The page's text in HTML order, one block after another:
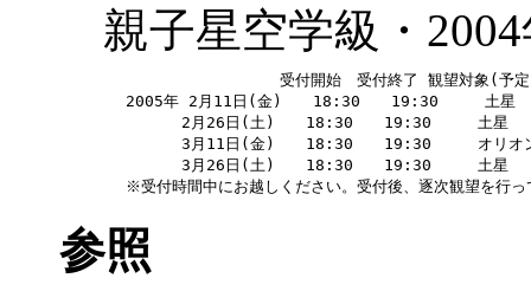
親子星空学級・
受付開始　受付終了 観望対象(予
2005年 2月11日(金)　　18:30　　19:30　　　土星
2月26日(土)　　18:30　　19:30　　　土星
3月11日(金)　　18:30　　19:30　　　オリオ
3月26日(土)　　18:30　　19:30　　　土星
参照